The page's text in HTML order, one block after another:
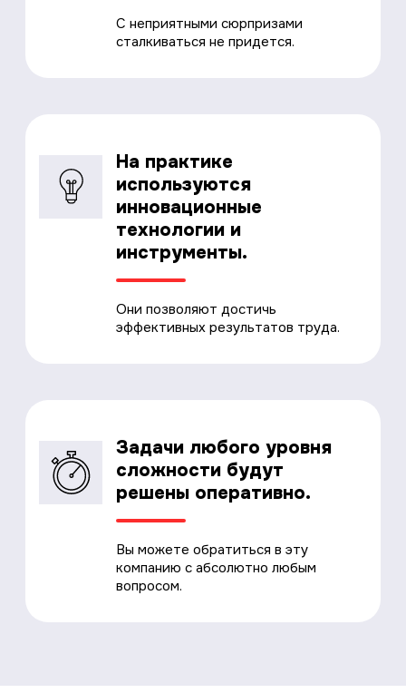
С неприятными сюрпризами
сталкиваться не придется.
На практике
используются
инновационные
технологии и
инструменты.
Они позволяют достичь
эффективных результатов труда.
Задачи любого уровня
сложности будут
решены оперативно.
Вы можете обратиться в эту
компанию с абсолютно любым
вопросом.